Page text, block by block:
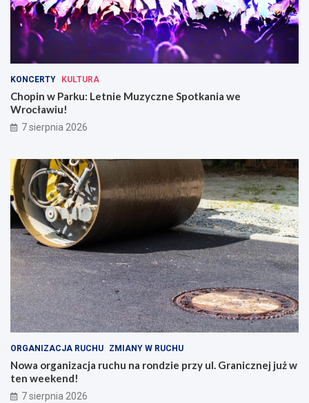
KONCERTY KULTURA
Chopin w Parku: Letnie Muzyczne Spotkania we
Wrocławiu!
7 sierpnia 2026
ORGANIZACJA RUCHU ZMIANY W RUCHU
Nowa organizacja ruchu na rondzie przy ul. Granicznej już w
ten weekend!
7 sierpnia 2026